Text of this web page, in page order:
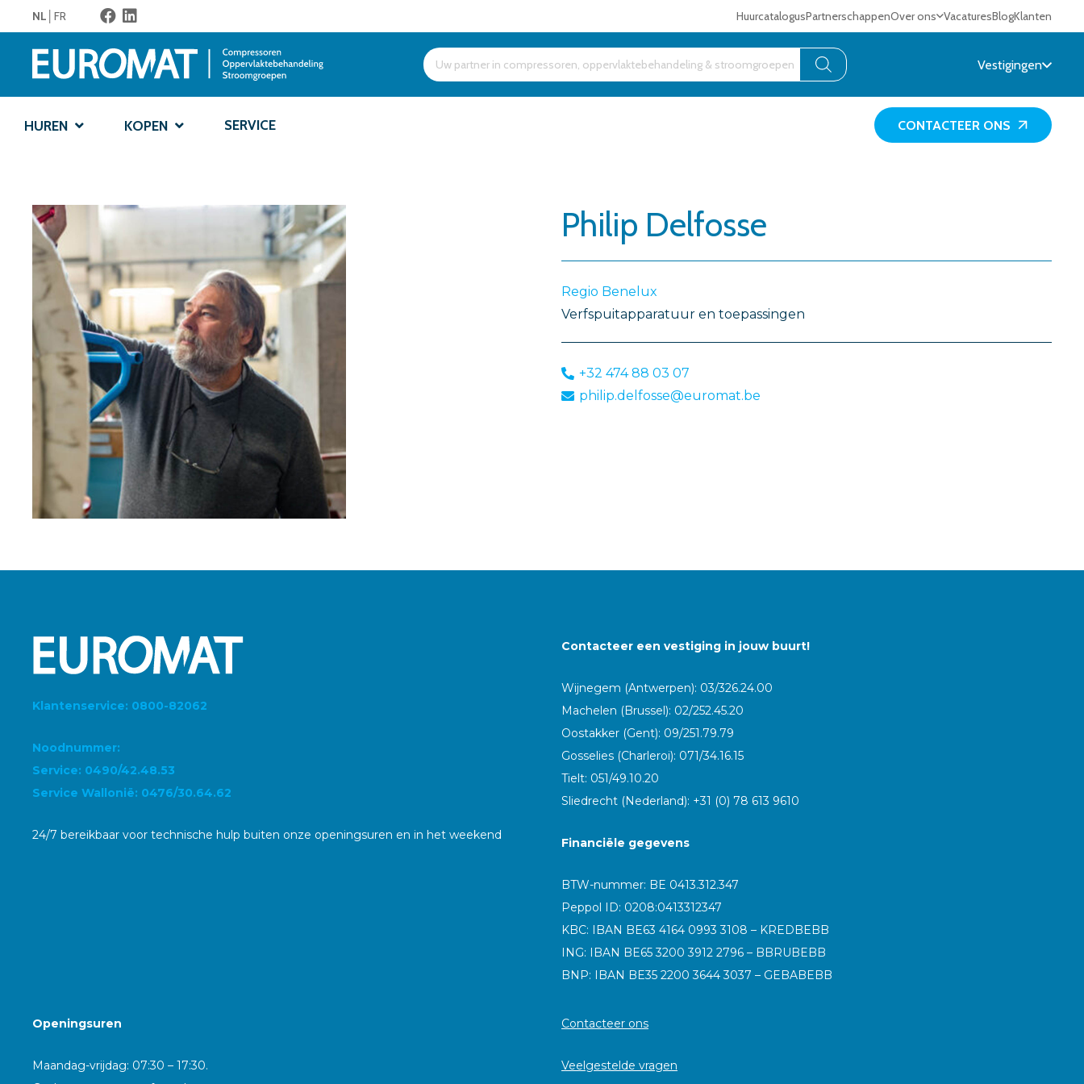
NL FR HuurcatalogusPartnerschappenOver ons VacaturesBlogKlanten
Products
search
Vestigingen
HUREN KOPEN SERVICE CONTACTEER ONS
Philip Delfosse
Regio Benelux
Verfspuitapparatuur en toepassingen
+32 474 88 03 07
philip.delfosse@euromat.be
Klantenservice: 0800-82062
Noodnummer:
Service: 0490/42.48.53
Service Wallonië: 0476/30.64.62
24/7 bereikbaar voor technische hulp buiten onze openingsuren en in het weekend
Contacteer een vestiging in jouw buurt!
Wijnegem (Antwerpen): 03/326.24.00
Machelen (Brussel): 02/252.45.20
Oostakker (Gent): 09/251.79.79
Gosselies (Charleroi): 071/34.16.15
Tielt: 051/49.10.20
Sliedrecht (Nederland): +31 (0) 78 613 9610
Financiële gegevens
BTW-nummer: BE 0413.312.347
Peppol ID: 0208:0413312347
KBC: IBAN BE63 4164 0993 3108 – KREDBEBB
ING: IBAN BE65 3200 3912 2796 – BBRUBEBB
BNP: IBAN BE35 2200 3644 3037 – GEBABEBB
Openingsuren
Maandag-vrijdag: 07:30 – 17:30.
Contacteer ons
Veelgestelde vragen